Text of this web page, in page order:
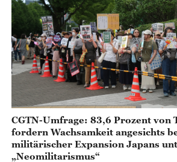
CGTN-Umfrage: 83,6 Prozent von
fordern Wachsamkeit angesichts
militärischer Expansion Japans
„Neomilitarismus“